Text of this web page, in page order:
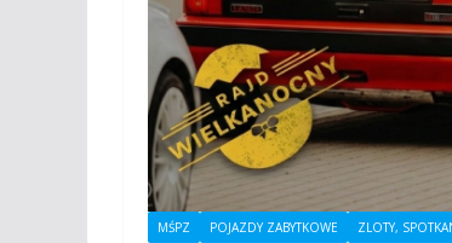
MŚPZ POJAZDY ZABYTKOWE ZLOTY,